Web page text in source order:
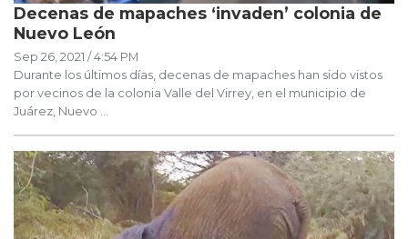
Decenas de mapaches ‘invaden’ colonia de
Nuevo León
Sep 26, 2021 / 4:54 PM
Durante los últimos días, decenas de mapaches han sido vistos
por vecinos de la colonia Valle del Virrey, en el municipio de
Juárez, Nuevo ...